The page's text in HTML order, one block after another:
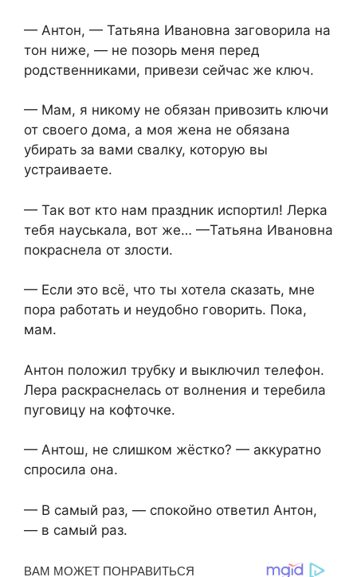
— Антон, — Татьяна Ивановна заговорила на
тон ниже, — не позорь меня перед
родственниками, привези сейчас же ключ.
— Мам, я никому не обязан привозить ключи
от своего дома, а моя жена не обязана
убирать за вами свалку, которую вы
устраиваете.
— Так вот кто нам праздник испортил! Лерка
тебя науськала, вот же… —Татьяна Ивановна
покраснела от злости.
— Если это всё, что ты хотела сказать, мне
пора работать и неудобно говорить. Пока,
мам.
Антон положил трубку и выключил телефон.
Лера раскраснелась от волнения и теребила
пуговицу на кофточке.
— Антош, не слишком жёстко? — аккуратно
спросила она.
— В самый раз, — спокойно ответил Антон,
— в самый раз.